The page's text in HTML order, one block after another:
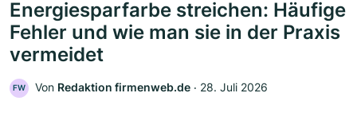
Energiesparfarbe streichen: Häufige
Fehler und wie man sie in der Praxis
vermeidet
FW Von Redaktion firmenweb.de ‧ 28. Juli 2026